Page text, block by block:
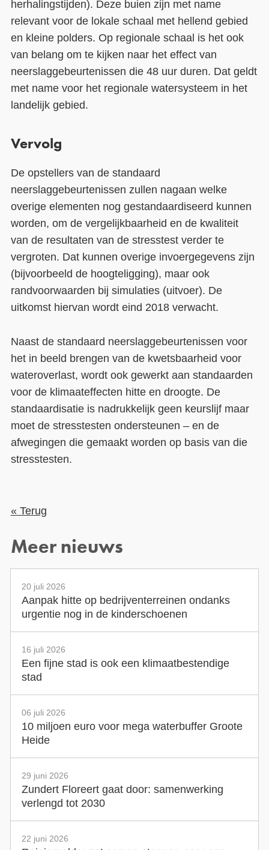
herhalingstijden). Deze buien zijn met name
relevant voor de lokale schaal met hellend gebied
en kleine polders. Op regionale schaal is het ook
van belang om te kijken naar het effect van
neerslaggebeurtenissen die 48 uur duren. Dat geldt
met name voor het regionale watersysteem in het
landelijk gebied.
Vervolg
De opstellers van de standaard
neerslaggebeurtenissen zullen nagaan welke
overige elementen nog gestandaardiseerd kunnen
worden, om de vergelijkbaarheid en de kwaliteit
van de resultaten van de stresstest verder te
vergroten. Dat kunnen overige invoergegevens zijn
(bijvoorbeeld de hoogteligging), maar ook
randvoorwaarden bij simulaties (uitvoer). De
uitkomst hiervan wordt eind 2018 verwacht.
Naast de standaard neerslaggebeurtenissen voor
het in beeld brengen van de kwetsbaarheid voor
wateroverlast, wordt ook gewerkt aan standaarden
voor de klimaateffecten hitte en droogte. De
standaardisatie is nadrukkelijk geen keurslijf maar
moet de stresstesten ondersteunen – en de
afwegingen die gemaakt worden op basis van die
stresstesten.
« Terug
Meer nieuws
20 juli 2026
Aanpak hitte op bedrijventerreinen ondanks
urgentie nog in de kinderschoenen
16 juli 2026
Een fijne stad is ook een klimaatbestendige
stad
06 juli 2026
10 miljoen euro voor mega waterbuffer Groote
Heide
29 juni 2026
Zundert Floreert gaat door: samenwerking
verlengd tot 2030
22 juni 2026